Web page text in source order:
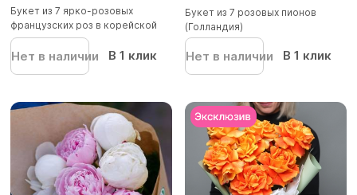
Букет из 7 ярко-розовых
французских роз в корейской
упа...
Нет в наличии В 1 клик
Букет из 7 розовых пионов
(Голландия)
Нет в наличии В 1 клик